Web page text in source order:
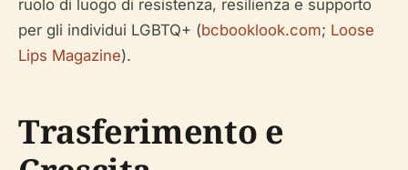
ruolo di luogo di resistenza, resilienza e supporto
per gli individui LGBTQ+ (bcbooklook.com; Loose
Lips Magazine).
Trasferimento e